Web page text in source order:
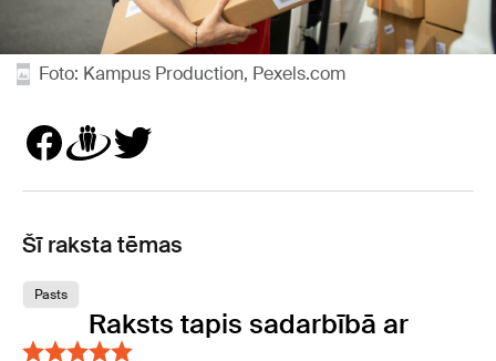
Foto: Kampus Production, Pexels.com
Šī raksta tēmas
Pasts
Raksts tapis sadarbībā ar